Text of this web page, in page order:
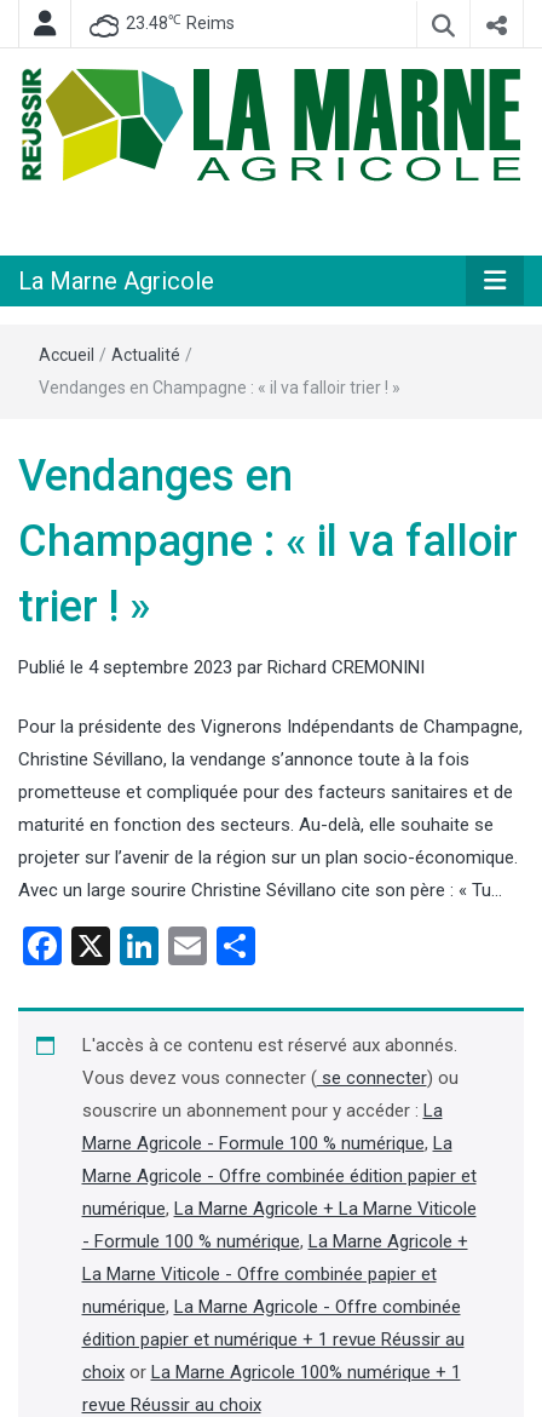
23.48℃ Reims
Agricole
La Marne Agricole
Accueil / Actualité /
Vendanges en Champagne : « il va falloir trier ! »
Vendanges en
Champagne : « il va falloir
trier ! »
Publié le 4 septembre 2023 par Richard CREMONINI
Pour la présidente des Vignerons Indépendants de Champagne,
Christine Sévillano, la vendange s’annonce toute à la fois
prometteuse et compliquée pour des facteurs sanitaires et de
maturité en fonction des secteurs. Au-delà, elle souhaite se
projeter sur l’avenir de la région sur un plan socio-économique.
Avec un large sourire Christine Sévillano cite son père : « Tu…
Facebook
X LinkedIn
Email
L'accès à ce contenu est réservé aux abonnés.
Vous devez vous connecter (se connecter) ou
souscrire un abonnement pour y accéder : La
Marne Agricole - Formule 100 % numérique, La
Marne Agricole - Offre combinée édition papier et
numérique, La Marne Agricole + La Marne Viticole
- Formule 100 % numérique, La Marne Agricole +
La Marne Viticole - Offre combinée papier et
numérique, La Marne Agricole - Offre combinée
édition papier et numérique + 1 revue Réussir au
choixor La Marne Agricole 100% numérique + 1
revue Réussir au choix